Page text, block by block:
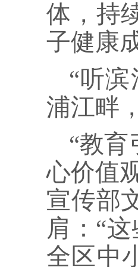
体，持
子健康
“听
浦江畔
“教
心价值
宣传部
肩：“
全区中